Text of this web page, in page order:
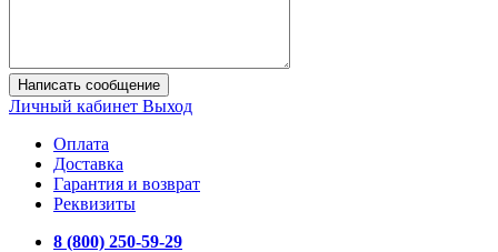
Написать сообщение
Личный кабинет Выход
Оплата
Доставка
Гарантия и возврат
Реквизиты
8 (800) 250-59-29